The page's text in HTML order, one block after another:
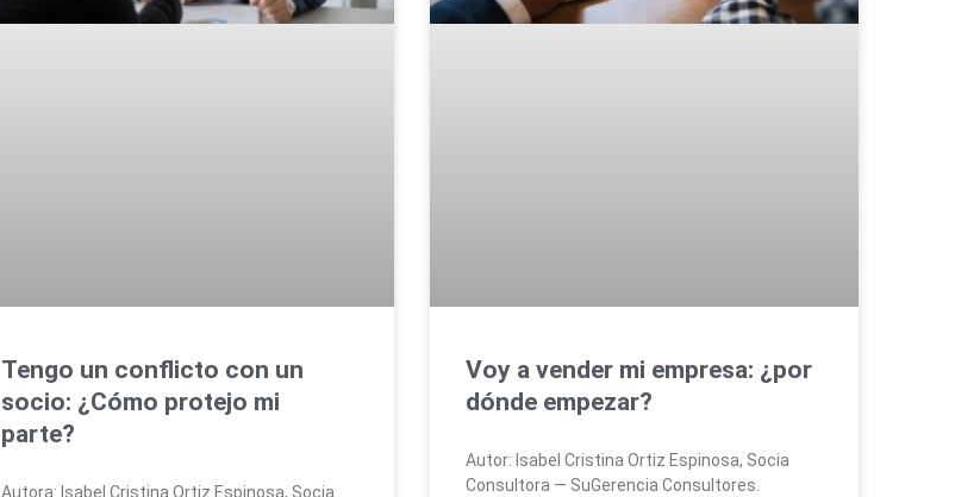
Tengo un conflicto con un
socio: ¿Cómo protejo mi
parte?
Autora: Isabel Cristina Ortiz Espinosa, Socia
Voy a vender mi empresa: ¿por
dónde empezar?
Autor: Isabel Cristina Ortiz Espinosa, Socia
Consultora — SuGerencia Consultores.